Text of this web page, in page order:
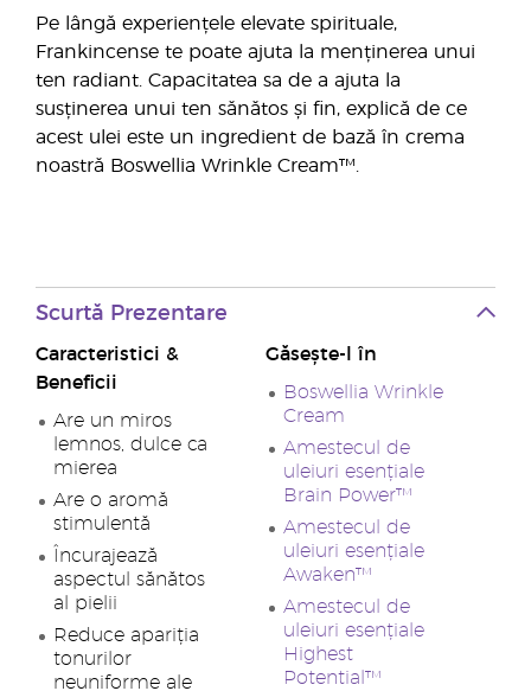
Pe lângă experiențele elevate spirituale,
Frankincense te poate ajuta la menținerea unui
ten radiant. Capacitatea sa de a ajuta la
susținerea unui ten sănătos și fin, explică de ce
acest ulei este un ingredient de bază în crema
noastră Boswellia Wrinkle Cream™.
Scurtă Prezentare
Caracteristici &
Beneficii
Are un miros
lemnos, dulce ca
mierea
Are o aromă
stimulentă
Încurajează
aspectul sănătos
al pielii
Reduce apariția
tonurilor
neuniforme ale
Găsește-l în
Boswellia Wrinkle
Cream
Amestecul de
uleiuri esențiale
Brain Power™
Amestecul de
uleiuri esențiale
Awaken™
Amestecul de
uleiuri esențiale
Highest
Potential™